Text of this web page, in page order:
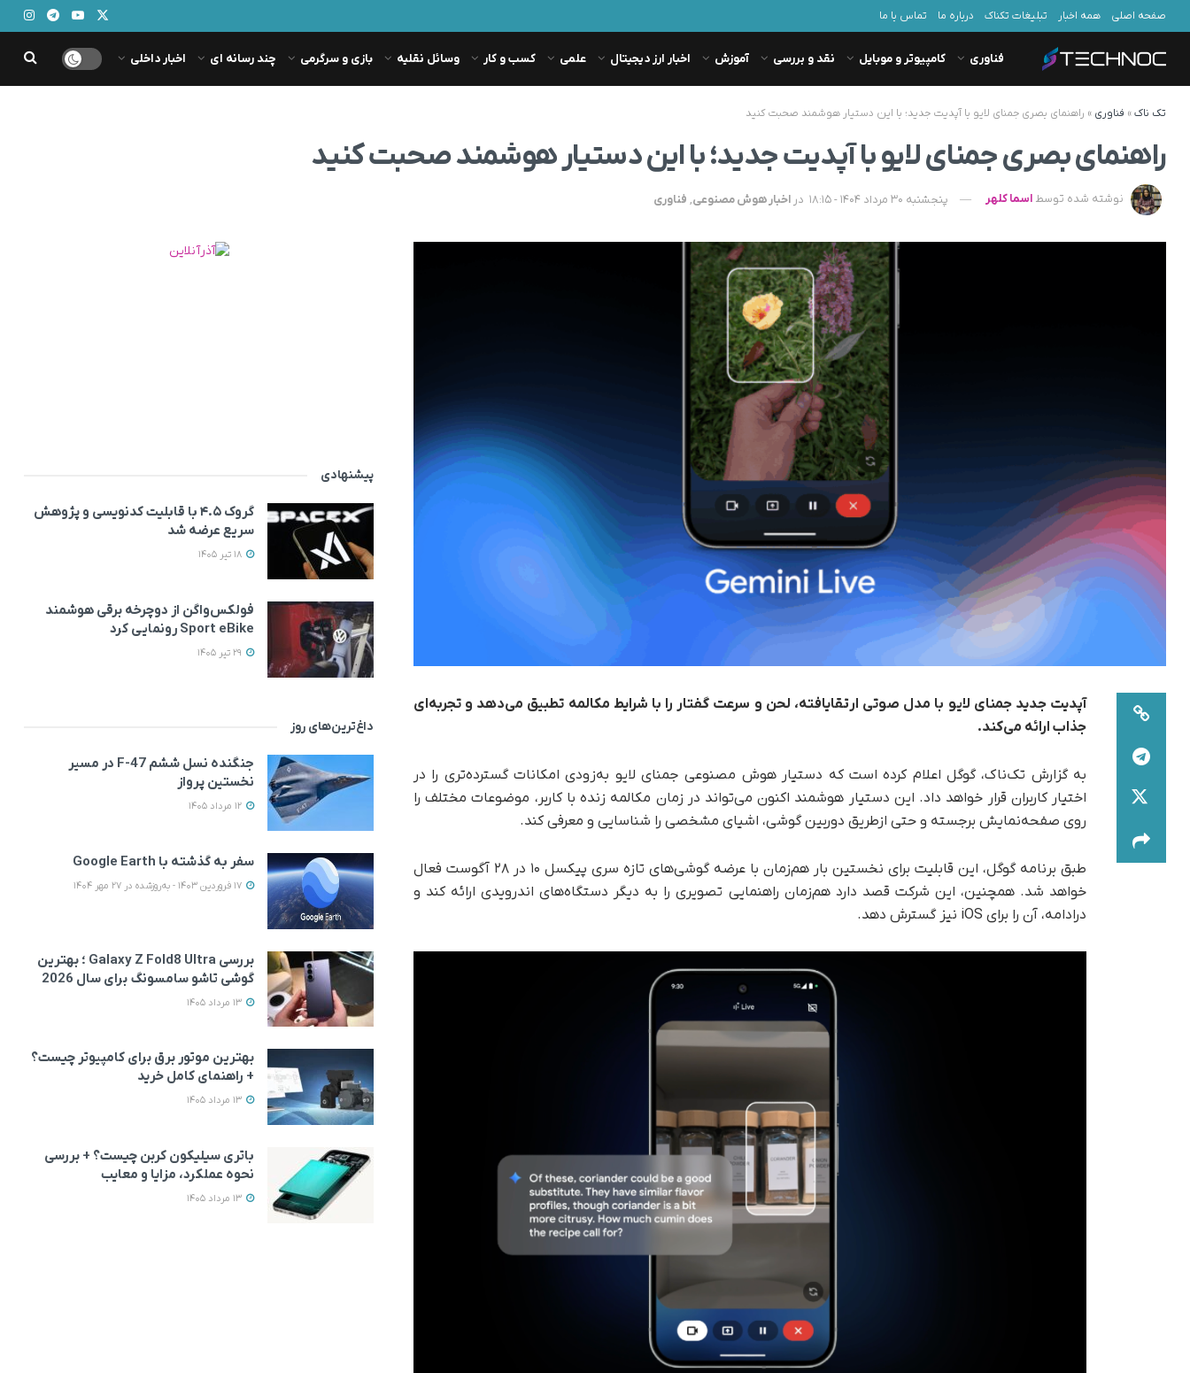
صفحه اصلی همه اخبار تبلیغات تکناک درباره ما تماس با ما
فناوری کامپیوتر و موبایل نقد و بررسی آموزش اخبار ارز دیجیتال علمی کسب و کار وسائل نقلیه بازی و سرگرمی چند رسانه ای اخبار داخلی
تک ناک» فناوری » راهنمای بصری جمنای لایو با آپدیت جدید؛ با این دستیار هوشمند صحبت کنید
راهنمای بصری جمنای لایو با آپدیت جدید؛ با این دستیار هوشمند صحبت کنید
نوشته شده توسط اسما کلهر پنجشنبه 30 مرداد 1404 - 18:15 در اخبار هوش مصنوعی, فناوری
آپدیت جدید جمنای لایو با مدل صوتی ارتقایافته، لحن و سرعت گفتار را با شرایط مکالمه تطبیق می‌دهد و تجربه‌ای
جذاب ارائه می‌کند.
به گزارش تک‌ناک، گوگل اعلام کرده است که دستیار هوش مصنوعی جمنای لایو به‌زودی امکانات گسترده‌تری را در
اختیار کاربران قرار خواهد داد. این دستیار هوشمند اکنون می‌تواند در زمان مکالمه زنده با کاربر، موضوعات مختلف را
روی صفحه‌نمایش برجسته و حتی از‌طریق دوربین گوشی، اشیای مشخصی را شناسایی و معرفی کند.
طبق برنامه گوگل، این قابلیت برای نخستین بار هم‌زمان با عرضه گوشی‌های تازه سری پیکسل ۱۰ در ۲۸ آگوست فعال
خواهد شد. همچنین، این شرکت قصد دارد هم‌زمان راهنمایی تصویری را به دیگر دستگاه‌های اندرویدی ارائه کند و
در‌ادامه، آن را برای iOS نیز گسترش دهد.
پیشنهادی
گروک ۴.۵ با قابلیت کدنویسی و پژوهش
سریع عرضه شد
فولکس‌واگن از دوچرخه برقی هوشمند
Sport eBike رونمایی کرد
داغ‌ترین‌های روز
جنگنده نسل ششم F-47 در مسیر
نخستین پرواز
سفر به گذشته با Google Earth
بررسی Galaxy Z Fold8 Ultra ؛ بهترین
گوشی تاشو سامسونگ برای سال 2026
بهترین موتور برق برای کامپیوتر چیست؟
+ راهنمای کامل خرید
باتری سیلیکون کربن چیست؟ + بررسی
نحوه عملکرد، مزایا و معایب